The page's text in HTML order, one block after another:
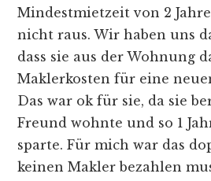
Mindestmietzeit von 2
nicht raus. Wir haben uns
dass sie aus der Wohnung
Maklerkosten für eine
Das war ok für sie, da sie
Freund wohnte und so 1
sparte. Für mich war das
keinen Makler bezahlen